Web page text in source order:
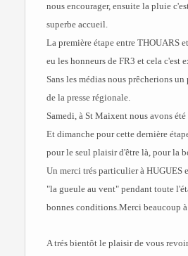
nous encourager, ensuite la pluie
superbe accueil.
La première étape entre THOUARS
eu les honneurs de FR3 et cela c'est
Sans les médias nous prêcherions
de la presse régionale.
Samedi, à St Maixent nous avons
Et dimanche pour cette dernière
pour le seul plaisir d'être là, pour la
Un merci trés particulier à HUGUES
"la gueule au vent" pendant toute
bonnes conditions.Merci beaucoup
A trés bientôt le plaisir de vous revoir